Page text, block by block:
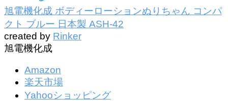
旭電機化成 ボディーローションぬりちゃん コンパ
クト ブルー 日本製 ASH-42
created by Rinker
旭電機化成
Amazon
楽天市場
Yahooショッピング